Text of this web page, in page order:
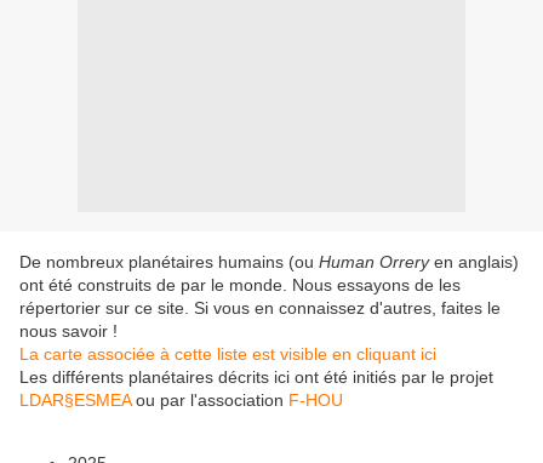
De nombreux planétaires humains (ou Human Orreryen anglais)
ont été construits de par le monde. Nous essayons de les
répertorier sur ce site. Si vous en connaissez d'autres, faites le
nous savoir !
La carte associée à cette liste est visible en cliquant ici
Les différents planétaires décrits ici ont été initiés par le projet
LDAR§ESMEAou par l'association F-HOU